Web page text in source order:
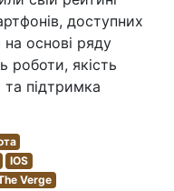
доступних
на основі ряду
роботи, якість
підтримка
IOS
Verge